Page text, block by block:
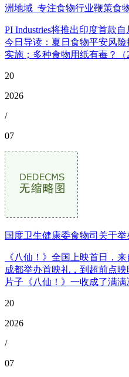
洲地域_专注食物行业鞭策食
PI Industries将推出印度首款自
今日导读：夏日食物平安风
实施；多种食物用纸有毒？（
20
2026
/
07
国度卫生健康委食物司关于举
《八仙！》全国上映首日，
成都举办首映礼，到超前点
片子《八仙！》一收成了满满
20
2026
/
07